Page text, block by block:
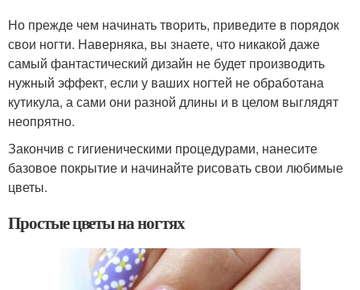
Но прежде чем начинать творить, приведите в порядок
свои ногти. Наверняка, вы знаете, что никакой даже
самый фантастический дизайн не будет производить
нужный эффект, если у ваших ногтей не обработана
кутикула, а сами они разной длины и в целом выглядят
неопрятно.
Закончив с гигиеническими процедурами, нанесите
базовое покрытие и начинайте рисовать свои любимые
цветы.
Простые цветы на ногтях